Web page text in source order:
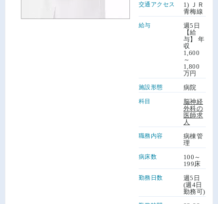
交通アクセス
1) ＪＲ
青梅線
給与
週5日
【給
与】 年
収
1,600
～
1,800
万円
施設形態 病院
科目
脳神経
外科の
医師求
人
職務内容
病棟管
理
病床数
100～
199床
勤務日数
週5日
(週4日
勤務可)